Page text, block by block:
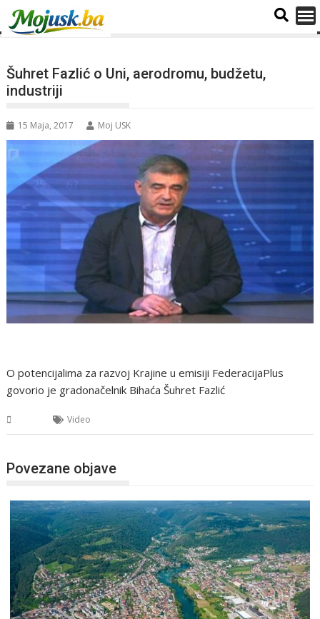
Šuhret Fazlić o Uni, aerodromu, budžetu,
industriji
15 Maja, 2017 Moj USK
O potencijalima za razvoj Krajine u emisiji FederacijaPlus
govorio je gradonačelnik Bihaća Šuhret Fazlić
Video
Povezane objave